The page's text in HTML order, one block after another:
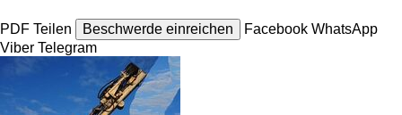
PDF Teilen Beschwerde einreichen Facebook WhatsApp
Viber Telegram